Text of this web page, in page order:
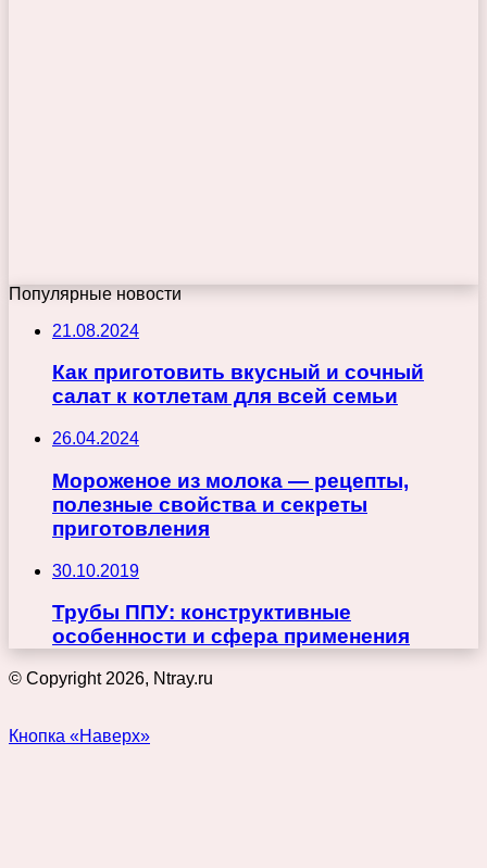
Популярные новости
21.08.2024
Как приготовить вкусный и сочный
салат к котлетам для всей семьи
26.04.2024
Мороженое из молока — рецепты,
полезные свойства и секреты
приготовления
30.10.2019
Трубы ППУ: конструктивные
особенности и сфера применения
© Copyright 2026, Ntray.ru
Кнопка «Наверх»